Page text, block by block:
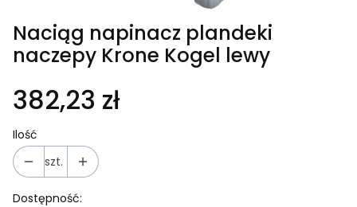
Naciąg napinacz plandeki
naczepy Krone Kogel lewy
382,23 zł
Ilość
szt.
Dostępność: